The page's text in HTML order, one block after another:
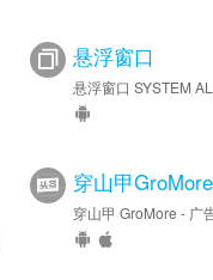
悬浮窗口
悬浮窗口 SYSTEM
穿山甲GroMore
穿山甲 GroMore - 广